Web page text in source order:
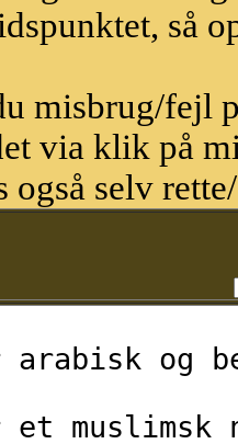
så
misbrug/fejl
via klik på
selv